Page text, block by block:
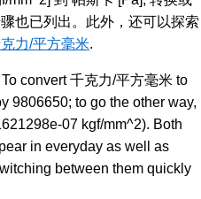
也已列出。此外，还可以探索
力/平方毫米.
convert 千克力/平方毫米 to
9806650; to go the other way,
07 kgf/mm^2). Both
in everyday as well as
between them quickly